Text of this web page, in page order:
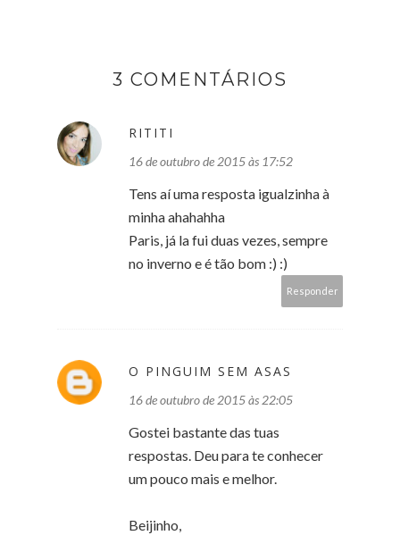
3 COMENTÁRIOS
RITITI
16 de outubro de 2015 às 17:52
Tens aí uma resposta igualzinha à
minha ahahahha
Paris, já la fui duas vezes, sempre
no inverno e é tão bom :) :)
Responder
O PINGUIM SEM ASAS
16 de outubro de 2015 às 22:05
Gostei bastante das tuas
respostas. Deu para te conhecer
um pouco mais e melhor.
Beijinho,